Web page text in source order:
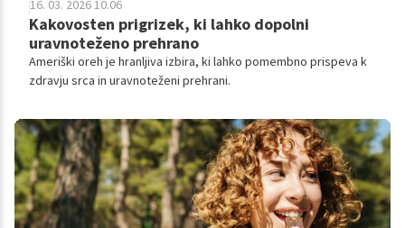
16. 03. 2026 10.06
Kakovosten prigrizek, ki lahko dopolni
uravnoteženo prehrano
Ameriški oreh je hranljiva izbira, ki lahko pomembno prispeva k
zdravju srca in uravnoteženi prehrani.